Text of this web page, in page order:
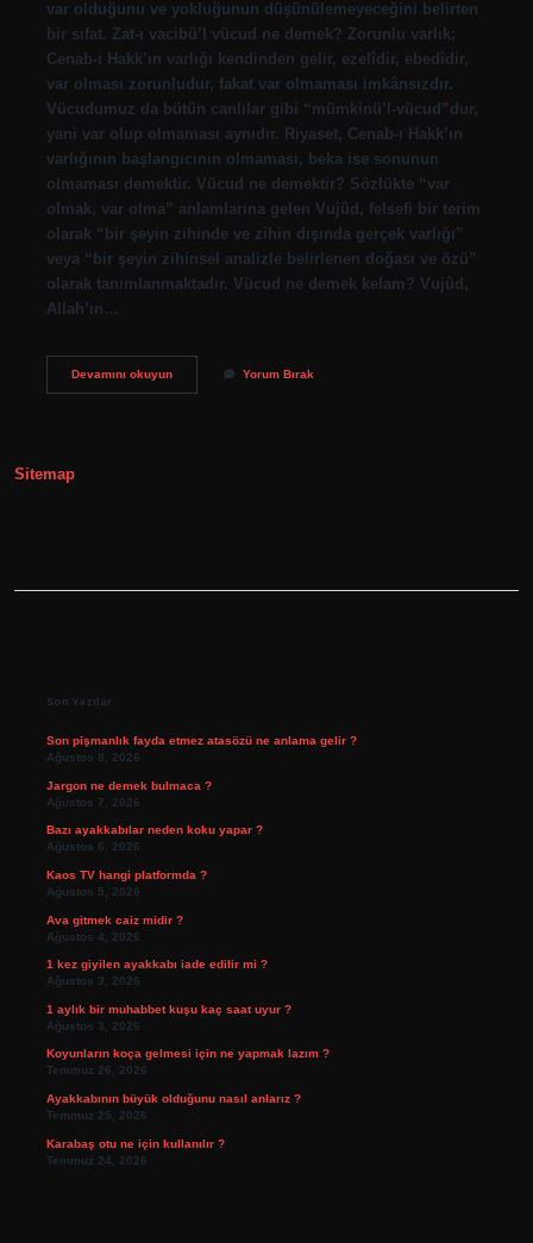
var olduğunu ve yokluğunun düşünülemeyeceğini belirten
bir sıfat. Zat-ı vacibü’l vücud ne demek? Zorunlu varlık;
Cenab-ı Hakk’ın varlığı kendinden gelir, ezelîdir, ebedîdir,
var olması zorunludur, fakat var olmaması imkânsızdır.
Vücudumuz da bütün canlılar gibi “mümkinü’l-vücud”dur,
yani var olup olmaması aynıdır. Riyaset, Cenab-ı Hakk’ın
varlığının başlangıcının olmaması, beka ise sonunun
olmaması demektir. Vücud ne demektir? Sözlükte “var
olmak, var olma” anlamlarına gelen Vujûd, felsefi bir terim
olarak “bir şeyin zihinde ve zihin dışında gerçek varlığı”
veya “bir şeyin zihinsel analizle belirlenen doğası ve özü”
olarak tanımlanmaktadır. Vücud ne demek kelam? Vujûd,
Allah’ın…
Devamını okuyunVacibul
Yorum Bırak
Sitemap
Son Yazılar
Son pişmanlık fayda etmez atasözü ne anlama gelir ?
Ağustos 8, 2026
Jargon ne demek bulmaca ?
Ağustos 7, 2026
Bazı ayakkabılar neden koku yapar ?
Ağustos 6, 2026
Kaos TV hangi platformda ?
Ağustos 5, 2026
Ava gitmek caiz midir ?
Ağustos 4, 2026
1 kez giyilen ayakkabı iade edilir mi ?
Ağustos 3, 2026
1 aylık bir muhabbet kuşu kaç saat uyur ?
Ağustos 3, 2026
Koyunların koça gelmesi için ne yapmak lazım ?
Temmuz 26, 2026
Ayakkabının büyük olduğunu nasıl anlarız ?
Temmuz 25, 2026
Karabaş otu ne için kullanılır ?
Temmuz 24, 2026